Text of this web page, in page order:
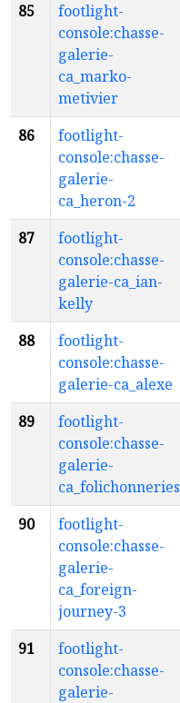
85
footlight-
console:chasse-
galerie-
ca_marko-
metivier
86
footlight-
console:chasse-
galerie-
ca_heron-2
87
footlight-
console:chasse-
galerie-ca_ian-
kelly
88
footlight-
console:chasse-
galerie-ca_alexe
89
footlight-
console:chasse-
galerie-
ca_folichonneries
90
footlight-
console:chasse-
galerie-
ca_foreign-
journey-3
91
footlight-
console:chasse-
galerie-